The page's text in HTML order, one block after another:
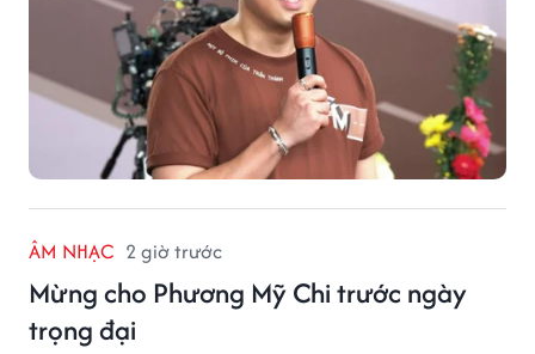
ÂM NHẠC 2 giờ trước
Mừng cho Phương Mỹ Chi trước ngày
trọng đại